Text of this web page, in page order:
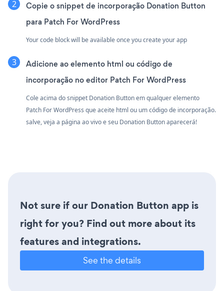
Copie o snippet de incorporação Donation Button
para Patch For WordPress
Your code block will be available once you create your app
Adicione ao elemento html ou código de
incorporação no editor Patch For WordPress
Cole acima do snippet Donation Button em qualquer elemento
Patch For WordPress que aceite html ou um código de incorporação.
salve, veja a página ao vivo e seu Donation Button aparecerá!
Not sure if our Donation Button app is
right for you? Find out more about its
features and integrations.
See the details